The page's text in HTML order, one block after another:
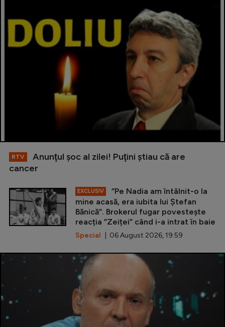
RTV
Anunţul şoc al zilei! Puţini ştiau că are
cancer
EXCLUSIV
”Pe Nadia am întâlnit-o la
mine acasă, era iubita lui Ștefan
Bănică”. Brokerul fugar povestește
reacția ”Zeiței” când i-a intrat în baie
Special | 06 August 2026, 19:59